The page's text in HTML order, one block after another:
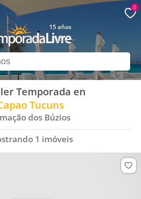
15 años
0
Temporada en
Tucuns
dos Búzios
1 imóveis